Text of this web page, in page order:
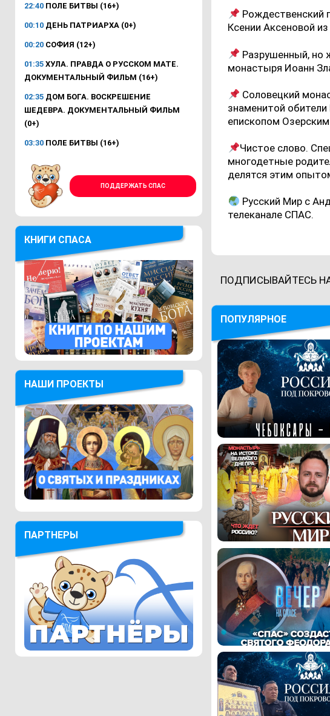
22:40 ПОЛЕ БИТВЫ (16+)
00:10 ДЕНЬ ПАТРИАРХА (0+)
00:20 СОФИЯ (12+)
01:35 ХУЛА. ПРАВДА О РУССКОМ МАТЕ.
ДОКУМЕНТАЛЬНЫЙ ФИЛЬМ (16+)
02:35 ДОМ БОГА. ВОСКРЕШЕНИЕ
ШЕДЕВРА. ДОКУМЕНТАЛЬНЫЙ ФИЛЬМ
(0+)
03:30 ПОЛЕ БИТВЫ (16+)
ПОДДЕРЖАТЬ СПАС
КНИГИ СПАСА
НАШИ ПРОЕКТЫ
ПАРТНЕРЫ
Рождественский
Ксении Аксеновой
Разрушенный, но
монастыря Иоанн
Соловецкий
знаменитой
епископом
Чистое слово.
многодетные
делятся этим
Русский Мир с
телеканале СПАС.
ПОДПИСЫВАЙТЕСЬ
ПОПУЛЯРНОЕ